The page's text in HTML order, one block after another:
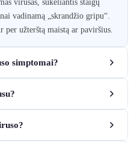
virusas, sukeliantis staigų
vadinamą „skrandžio gripu“.
užterštą maistą ar paviršius.
simptomai?